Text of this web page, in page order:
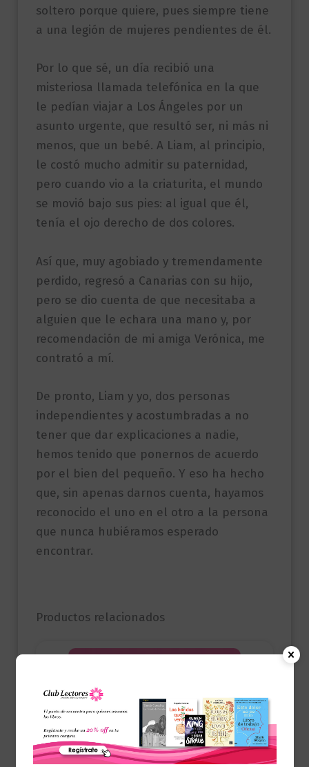
soltero porque quiere, pues siempre tiene
a una legión de mujeres pendientes de él.
Por lo que sé, un día recibió una
misteriosa llamada telefónica en la que
le pedían viajar a Los Ángeles por un
asunto urgente, que resultó ser, ni más ni
menos, que un bebé. A Liam, al principio,
le costó mucho admitir su paternidad,
pero cuando vio a la criaturita, el mundo
se movió bajo sus pies: al igual que él,
tenía el ojo derecho de dos colores.
Así que, muy agobiado y tremendamente
perdido, regresó a Canarias con su hijo,
pero se dio cuenta de que necesitaba a
alguien que le echara una mano y, por
recomendación de mi amiga Verónica, me
contrató a mí.
De pronto, Liam y yo, dos personas
independientes y acostumbradas a no
tener que dar explicaciones a nadie,
hemos tenido que ponernos de acuerdo
por el bien del pequeño. Y eso ha hecho
que, sin apenas darnos cuenta, hayamos
reconocido el uno en el otro a la persona
que nunca hubiéramos esperado
encontrar.
Productos relacionados